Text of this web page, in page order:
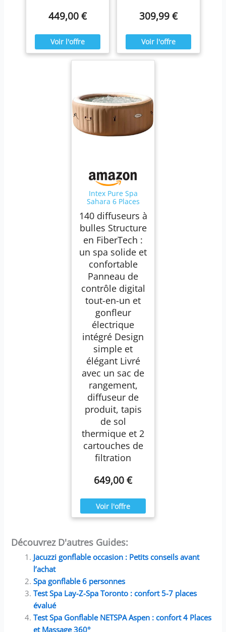
449,00 € 309,99 €
Intex Pure Spa
Sahara 6 Places
140 diffuseurs à
bulles Structure
en FiberTech :
un spa solide et
confortable
Panneau de
contrôle digital
tout-en-un et
gonfleur
électrique
intégré Design
simple et
élégant Livré
avec un sac de
rangement,
diffuseur de
produit, tapis
de sol
thermique et 2
cartouches de
filtration
649,00 €
Découvrez D'autres Guides:
Jacuzzi gonflable occasion : Petits conseils avant
l’achat
Spa gonflable 6 personnes
Test Spa Lay-Z-Spa Toronto : confort 5-7 places
évalué
Test Spa Gonflable NETSPA Aspen : confort 4 Places
et Massage 360°